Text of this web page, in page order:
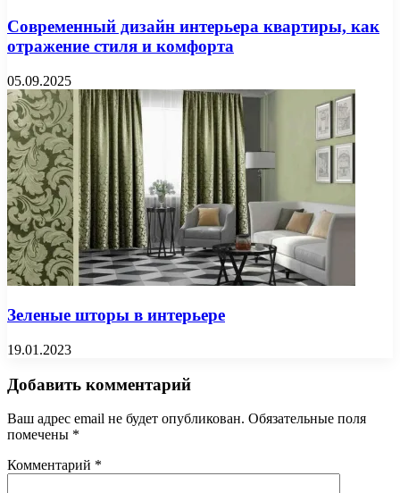
Современный дизайн интерьера квартиры, как
отражение стиля и комфорта
05.09.2025
Зеленые шторы в интерьере
19.01.2023
Добавить комментарий
Ваш адрес email не будет опубликован. Обязательные поля
помечены *
Комментарий *